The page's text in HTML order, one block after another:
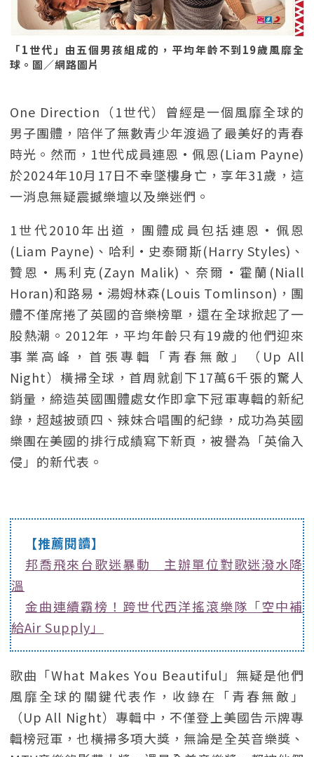
「1世代」由五個男孩組成的，平均年齡不到19歲風靡全
球。圖／網路圖片
One Direction（1世代）曾經是一個風靡全球的
男子團體，陪伴了無數青少年渡過了最美好的青春
時光。然而，1世代成員連恩·佩恩(Liam Payne)
於2024年10月17日不幸墜樓身亡，享年31歲，這
一消息無疑震撼樂壇以及樂迷們。
1世代2010年出道，團體成員包括連恩·佩恩
(Liam Payne)、哈利·史泰爾斯(Harry Styles)、
贊恩·馬利克(Zayn Malik)、奈爾·霍蘭(Niall
Horan)和路易·湯姆林森(Louis Tomlinson)，團
體不僅席捲了英國的音樂榜單，還在全球掀起了一
股熱潮。2012年，平均年齡只有19歲的他們迎來
事業高峰，首張專輯「青春無敵」（Up All
Night）橫掃全球，首周就創下17萬6千張的驚人
銷量，締造英國團體處女作即拿下冠軍專輯的新紀
錄，超越披頭四、辣妹合唱團的紀錄，成功為英國
樂團在美國的排行成績寫下新頁，被譽為「英倫入
侵」的新代表。
【推薦閱讀】
邦喬飛來台歌迷暴動 主辦單位對歌迷潑水降
溫
金曲連續霸榜！跨世代西洋搖滾樂隊「空中補
給Air Supply」
歌曲「What Makes You Beautiful」無疑是他們
風靡全球的關鍵代表作，收錄在「青春無敵」
（Up All Night）專輯中，不僅登上美國告示牌專
輯榜冠軍，也橫掃多項大獎，無論是全英音樂獎、